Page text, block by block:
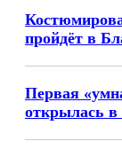
пройдёт в
Первая
открылась в